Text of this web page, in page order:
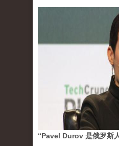
“Pavel Durov 是俄罗斯